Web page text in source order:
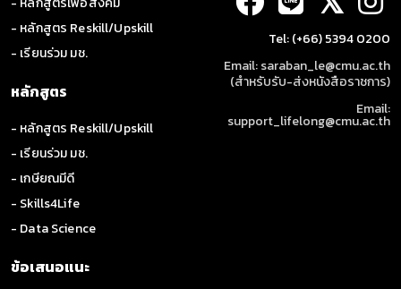
Production and Development) พัฒนาบุคลากรที่เกี่ยวข้องกับ
การแพทย์จีโนมิกส์จำนวน 794 คน ภายใน 5 ปี ประกอบด้วย 4 สาขา
ดังนี้
1) แพทย์ด้านเวชพันธุศาสตร์ 34 คน
2) ผู้ให้คำปรึกษาด้านพันธุศาสตร์ 110 คน
3) สหสาขาวิชาชีพด้านพันธุศาสตร์ ชีววิทยาระดับโมเลกุล
4) นักชีวสารสนเทศ (Bioinformaticians) และนักระบาด
พัฒนาการแพทย์จีโนมิกส์ในประเทศไทย (New Industry
- หลักสูตร Reskill/Upskill
- เรียนร่วม มช.
หลักสูตร
- หลักสูตร Reskill/Upskill
- เรียนร่วม มช.
- เกษียณมีดี
- Skills4Life
- Data Science
ข้อเสนอแนะ
Tel: (+66) 5394 0200
Email: saraban_le@cmu.ac.th
(สำหรับรับ-ส่งหนังสือราชการ)
Email:
support_lifelong@cmu.ac.th